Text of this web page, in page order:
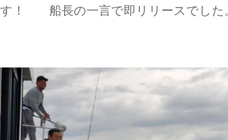
す！ 船長の一言で即リリースでした